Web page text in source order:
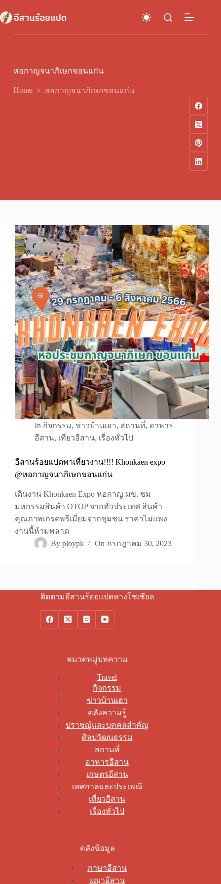
to
content
หอกาญจนาภิเษกขอนแก่น
Home หอกาญจนาภิเษกขอนแก่น
In กิจกรรม,ข่าวบ้านเฮา, สถานที่, อาหาร
อีสาน, เที่ยวอีสาน, เรื่องทั่วไป
อีสานร้อยแปดพาเที่ยวงาน!!!! Khonkaen expo
@หอกาญจนาภิเษกขอนแก่น
เดินงาน Khonkaen Expo หอกาญ มข. ชม
มหกรรมสินค้า OTOP จากทั่วประเทศ สินค้า
คุณภาพเกรดพรีเมี่ยมจากชุมชน ราคาไม่แพง
งานนี้ห้ามพลาด
By ploypk On กรกฎาคม 30, 2023
ติดตามอีสานร้อยแปดทางโซเชียล
หมวดหมู่บทความ
Travel
กิจกรรม
ข่าวบ้านเฮา
คลังความรู้
ปราชญ์และบุคคลสำคัญ
ศิลปวัฒนธรรม
สถานที่
อาหารอีสาน
เกษตรอีสาน
เทศกาลและประเพณี
เที่ยวอีสาน
เรื่องทั่วไป
คลังข้อมูล
ภาษาอีสาน
ผญาอีสาน